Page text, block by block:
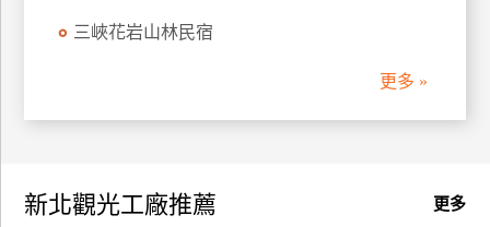
商
合
三峽花岩山林民宿
更多 »
更多
新北觀光工廠推薦